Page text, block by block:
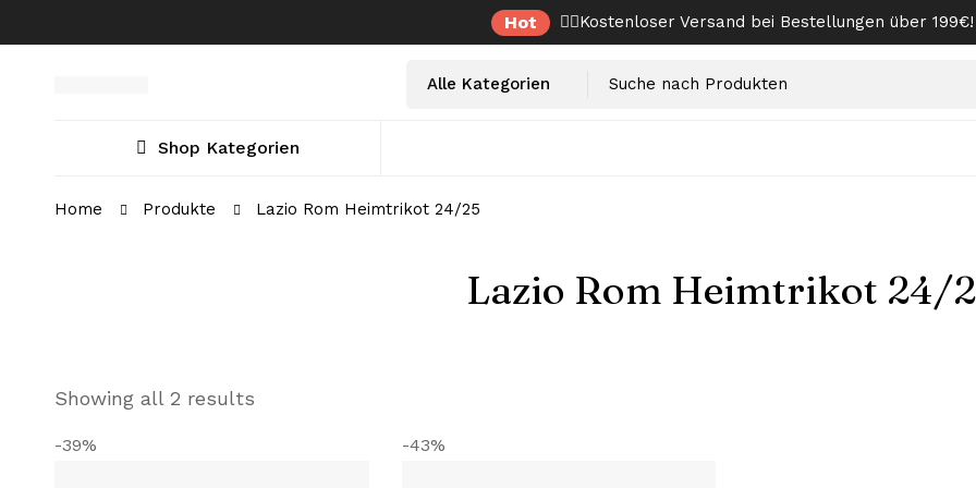
Hot ✌🏼Kostenloser Versand bei Bestellungen über 199€!
Select
Suche
Shop Kategorien
Home Produkte Lazio Rom Heimtrikot 24/25
Lazio Rom Heimtrikot 24/
Showing all 2 results
-39% -43%